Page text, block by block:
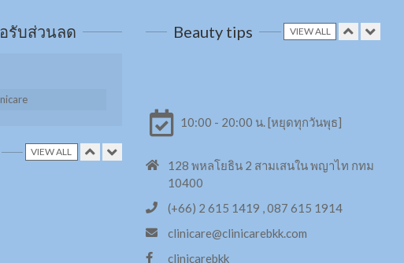
อรับส่วนลด
VIEW ALL
Beauty tips VIEW ALL
X3 สลาย Cellulite
Filler หรือ Hyaluronic Acid
10:00 - 20:00 น. [หยุดทุกวันพุธ]
128 พหลโยธิน 2 สามเสนใน พญาไท กทม
10400
(+66) 2 615 1419 , 087 615 1914
clinicare@clinicarebkk.com
clinicarebkk